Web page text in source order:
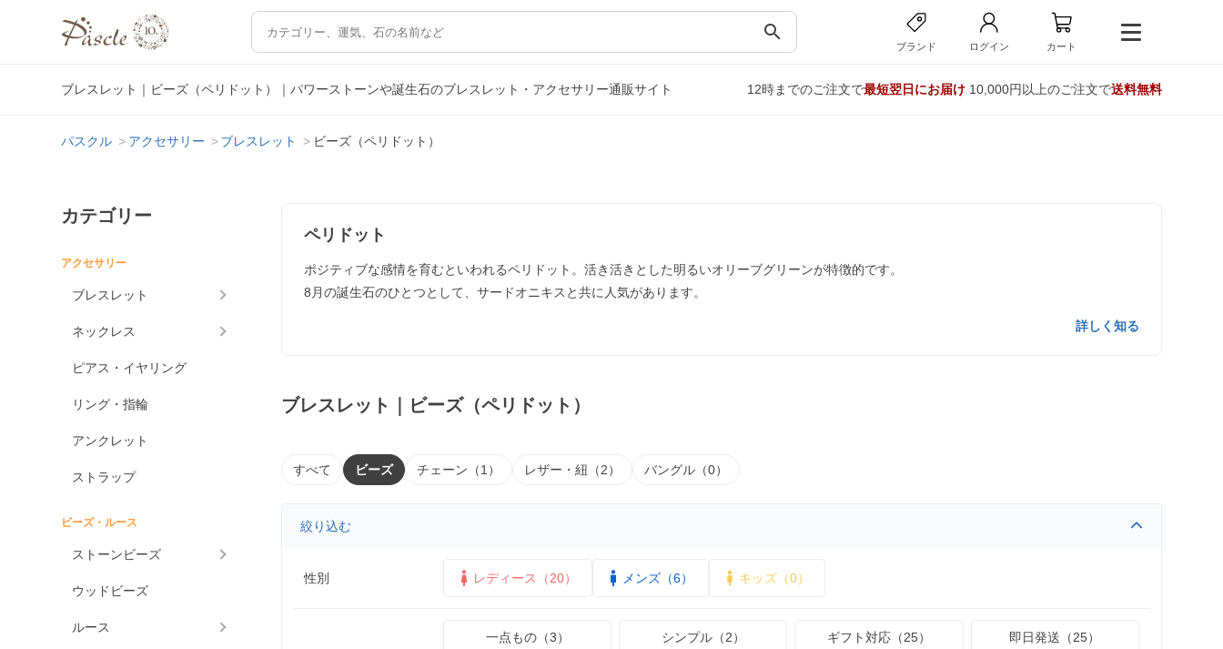
search
ブランド ログイン カート
ブレスレット｜ビーズ（ペリドット）｜パワーストーンや誕生石のブレスレット・アクセサリー通販サイト 12時までのご注文で最短翌日にお届け10,000円以上のご注文で送料無料
パスクル アクセサリー ブレスレット ビーズ（ペリドット）
カテゴリー
アクセサリー
ブレスレット
ネックレス
ピアス・イヤリング
リング・指輪
アンクレット
ストラップ
ビーズ・ルース
ストーンビーズ
ウッドビーズ
ルース
ペリドット
ポジティブな感情を育むといわれるペリドット。活き活きとした明るいオリーブグリーンが特徴的です。
8月の誕生石のひとつとして、サードオニキスと共に人気があります。
詳しく知る
ブレスレット｜ビーズ（ペリドット）
すべて ビーズ チェーン（1） レザー・紐（2） バングル（0）
絞り込む
性別 レディース（20） メンズ（6） キッズ（0）
一点もの（3） シンプル（2） ギフト対応（25） 即日発送（25）